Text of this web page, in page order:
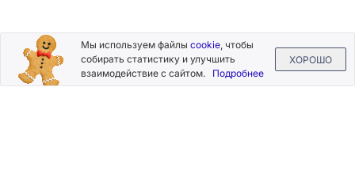
Подписывайтесь
на новости и акции
Мы используем файлы cookie, чтобы
собирать статистику и улучшить
взаимодействие с сайтом. Подробнее
ХОРОШО